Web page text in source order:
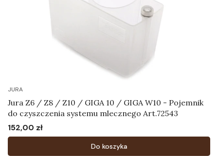
JURA
Jura Z6 / Z8 / Z10 / GIGA 10 / GIGA W10 - Pojemnik
do czyszczenia systemu mlecznego Art.72543
Cena
152,00 zł
Do koszyka